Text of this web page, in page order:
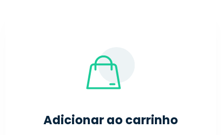
Adicionar ao carrinho